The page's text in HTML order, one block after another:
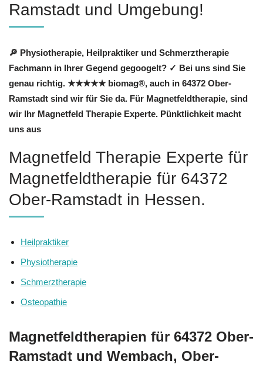
Ramstadt und Umgebung!
🔎 Physiotherapie, Heilpraktiker und Schmerztherapie
Fachmann in Ihrer Gegend gegoogelt? ✓ Bei uns sind Sie
genau richtig. ★★★★★ biomag®, auch in 64372 Ober-
Ramstadt sind wir für Sie da. Für Magnetfeldtherapie, sind
wir Ihr Magnetfeld Therapie Experte. Pünktlichkeit macht
uns aus
Magnetfeld Therapie Experte für
Magnetfeldtherapie für 64372
Ober-Ramstadt in Hessen.
Heilpraktiker
Physiotherapie
Schmerztherapie
Osteopathie
Magnetfeldtherapien für 64372 Ober-
Ramstadt und Wembach, Ober-